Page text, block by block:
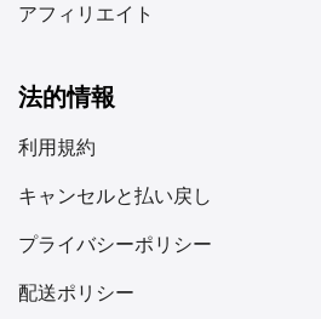
があります。そのため、ベトナム
は、ニーズに合わせて以下の基準
アフィリエイト
法的情報
利用規約
キャンセルと払い戻し
プライバシーポリシー
配送ポリシー